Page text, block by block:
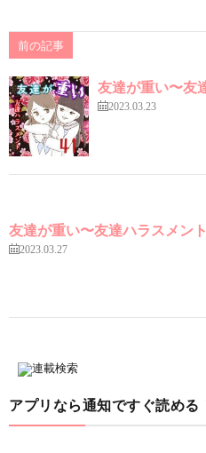
前の記事
友達が重い〜友
2023.03.23
友達が重い〜友達ハラスメン
2023.03.27
アプリなら通知ですぐ読める